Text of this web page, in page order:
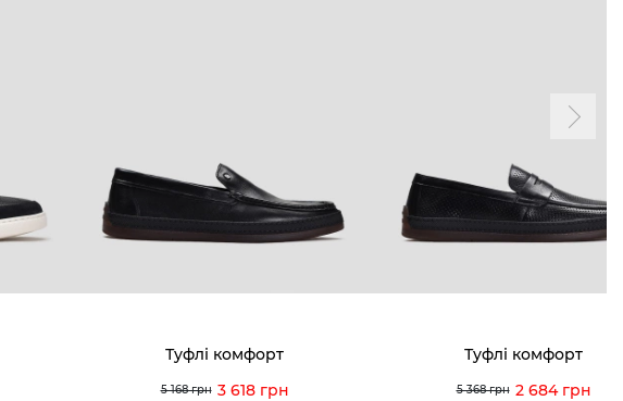
Туфлі комфорт
5 168 грн 3 618 грн
Туфлі комфорт
5 368 грн 2 684 грн